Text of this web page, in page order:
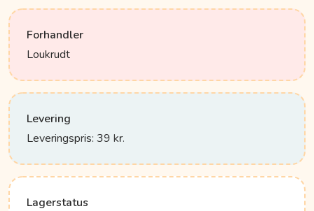
Forhandler
Loukrudt
Levering
Leveringspris: 39 kr.
Lagerstatus